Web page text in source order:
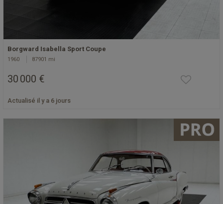
Borgward Isabella Sport Coupe
1960 87901 mi
30 000 €
Actualisé il y a 6 jours